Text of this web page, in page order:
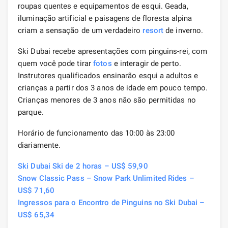
roupas quentes e equipamentos de esqui. Geada,
iluminação artificial e paisagens de floresta alpina
criam a sensação de um verdadeiro resort de inverno.
Ski Dubai recebe apresentações com pinguins-rei, com
quem você pode tirarfotos e interagir de perto.
Instrutores qualificados ensinarão esqui a adultos e
crianças a partir dos 3 anos de idade em pouco tempo.
Crianças menores de 3 anos não são permitidas no
parque.
Horário de funcionamento das 10:00 às 23:00
diariamente.
Ski Dubai Ski de 2 horas – US$ 59,90
Snow Classic Pass – Snow Park Unlimited Rides –
US$ 71,60
Ingressos para o Encontro de Pinguins no Ski Dubai –
US$ 65,34